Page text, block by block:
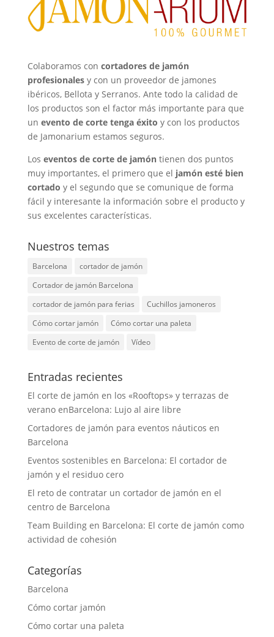
Colaboramos con cortadores de jamón
profesionalesy con un proveedor de jamones
ibéricos, Bellota y Serranos. Ante todo la calidad de
los productos son el factor más importante para que
un evento de corte tenga éxito y con los productos
de Jamonarium estamos seguros.
Los eventos de corte de jamóntienen dos puntos
muy importantes, el primero que el jamón esté bien
cortado y el segundo que se comunique de forma
fácil y interesante la información sobre el producto y
sus excelentes características.
Nuestros temas
Barcelona
cortador de jamón
Cortador de jamón Barcelona
cortador de jamón para ferias
Cuchillos jamoneros
Cómo cortar jamón
Cómo cortar una paleta
Evento de corte de jamón
Vídeo
Entradas recientes
El corte de jamón en los «Rooftops» y terrazas de
verano enBarcelona: Lujo al aire libre
Cortadores de jamón para eventos náuticos en
Barcelona
Eventos sostenibles en Barcelona: El cortador de
jamón y el residuo cero
El reto de contratar un cortador de jamón en el
centro de Barcelona
Team Building en Barcelona: El corte de jamón como
actividad de cohesión
Categorías
Barcelona
Cómo cortar jamón
Cómo cortar una paleta